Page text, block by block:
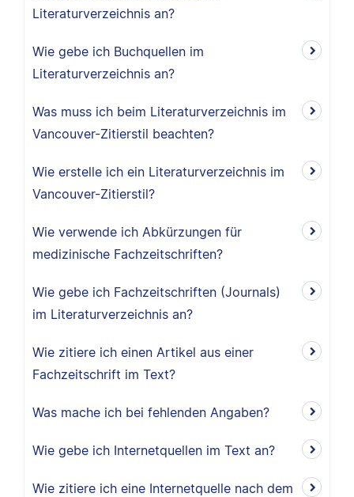
Literaturverzeichnis an?
Wie gebe ich Buchquellen im
Literaturverzeichnis an?
Was muss ich beim Literaturverzeichnis im
Vancouver-Zitierstil beachten?
Wie erstelle ich ein Literaturverzeichnis im
Vancouver-Zitierstil?
Wie verwende ich Abkürzungen für
medizinische Fachzeitschriften?
Wie gebe ich Fachzeitschriften (Journals)
im Literaturverzeichnis an?
Wie zitiere ich einen Artikel aus einer
Fachzeitschrift im Text?
Was mache ich bei fehlenden Angaben?
Wie gebe ich Internetquellen im Text an?
Wie zitiere ich eine Internetquelle nach dem